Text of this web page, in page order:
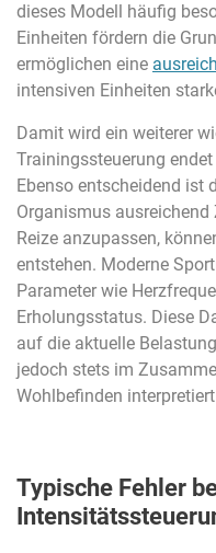
dieses Modell häufig
Einheiten fördern die
ermöglichen eine
intensiven Einheiten
Damit wird ein weiterer
Trainingssteuerung
Ebenso entscheidend ist
Organismus
Reize anzupassen,
entstehen. Moderne
Parameter wie
Erholungsstatus. Diese
auf die aktuelle
jedoch stets im
Wohlbefinden
Typische Fehler